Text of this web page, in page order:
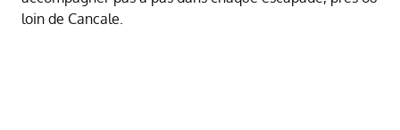
loin de Cancale.